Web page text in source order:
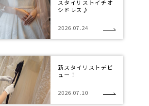
スタイリストイチオ
シドレス♪
2026.07.24
新スタイリストデビ
ュー！
2026.07.10